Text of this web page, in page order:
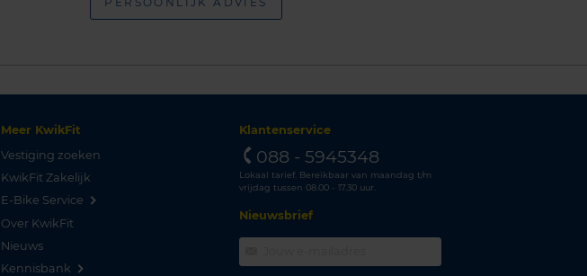
Meer KwikFit
Vestiging zoeken
KwikFit Zakelijk
E-Bike Service
Over KwikFit
Nieuws
Kennisbank
Klantenservice
088 - 5945348
Lokaal tarief. Bereikbaar van maandag t/m
vrijdag tussen 08.00 - 17.30 uur.
Nieuwsbrief